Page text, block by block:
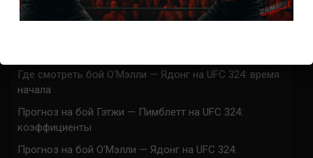
Марафон боев UFC 324 прямая трансляция
Где смотреть бой О’Мэлли — Ядонг на UFC 324: время
начала
Прогноз на бой Гэтжи — Пимблетт на UFC 324:
коэффициенты
Прогноз на бой О’Мэлли — Ядонг на UFC 324: